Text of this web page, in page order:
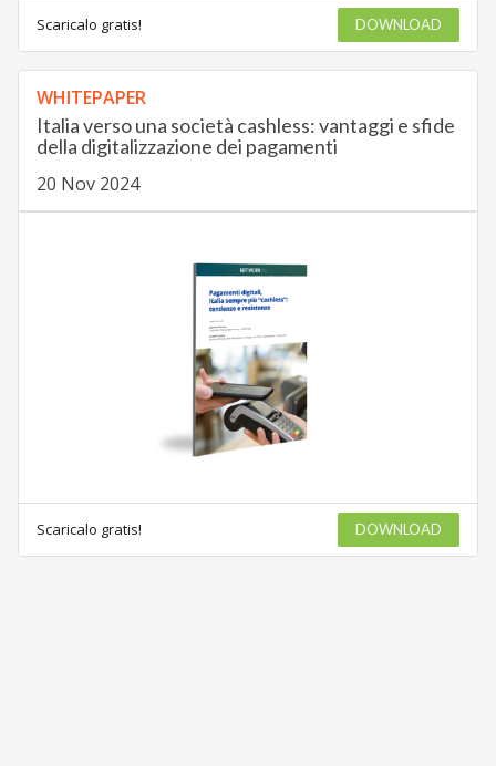
Scaricalo gratis! DOWNLOAD
WHITEPAPER
Italia verso una società cashless: vantaggi e sfide
della digitalizzazione dei pagamenti
20 Nov 2024
Scaricalo gratis! DOWNLOAD